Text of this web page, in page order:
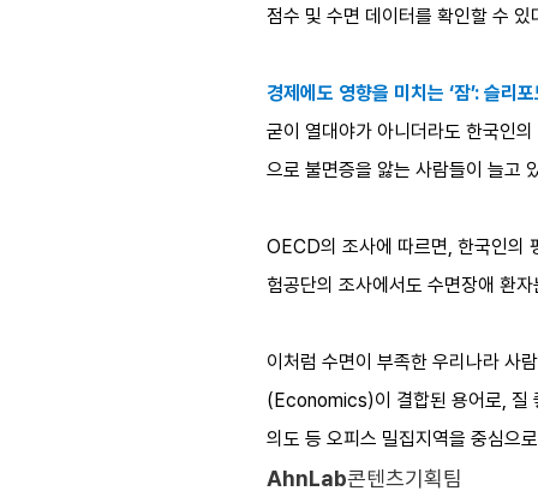
점수 및 수면 데이터를 확인할 수
경제에도 영향을 미치는 ‘잠’: 슬리
굳이 열대야가 아니더라도 한국인
으로 불면증을 앓는 사람들이 늘고
OECD의 조사에 따르면, 한국인의
험공단의 조사에서도 수면장애 환
이처럼 수면이 부족한 우리나라 사
(Economics)이 결합된 용어로, 질
의도 등 오피스 밀집지역을 중심으
AhnLab콘텐츠기획팀